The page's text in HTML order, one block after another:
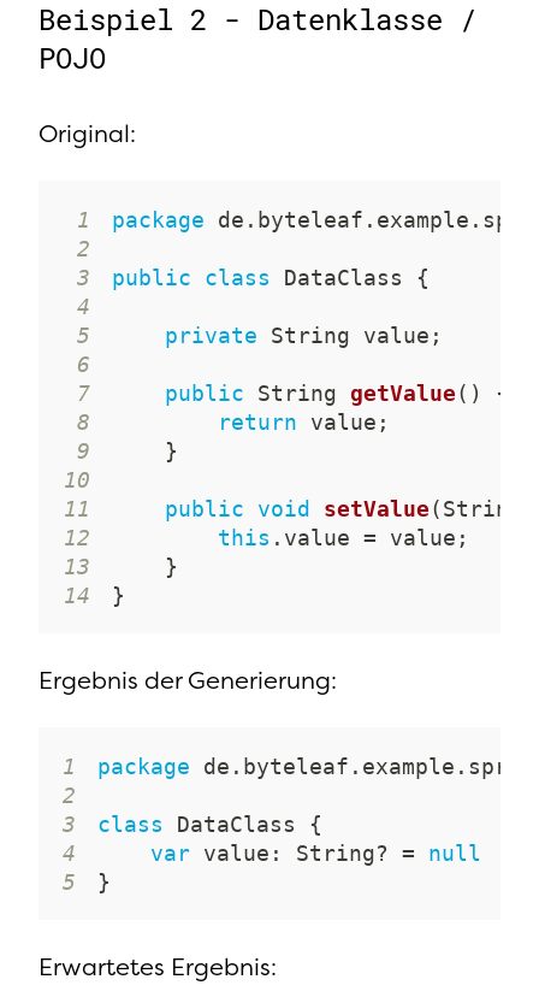
Beispiel 2 - Datenklasse /
POJO
Original:
1 package de . byteleaf . example .
2
3
public class DataClass
{
4
5
private String value ;
6
7
public String getValue( )
{
8
return value ;
9
}
10
11
public void setValue(String
12
this . value = value ;
13
}
14
}
Ergebnis der Generierung:
1 package de . byteleaf . example .
2
3
class DataClass {
4
var value : String? =
null
5
}
Erwartetes Ergebnis: